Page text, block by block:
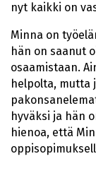
nyt kaikki on
Minna on
hän on saanut
osaamistaan.
helpolta, mutta
hyväksi ja hän
hienoa, että